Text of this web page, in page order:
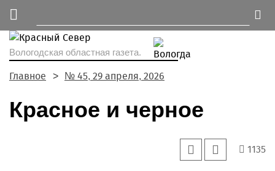
Вологодская областная газета.
Главное № 45, 29 апреля, 2026
Красное и черное
1135